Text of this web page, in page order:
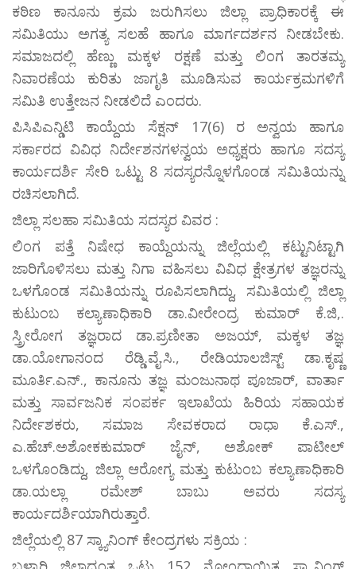
ಕಠಿಣ ಕಾನೂನು ಕ್ರಮ ಜರುಗಿಸಲು ಜಿಲ್ಲಾ ಪ್ರಾಧಿಕಾರಕ್ಕೆ ಈ
ಸಮಿತಿಯು ಅಗತ್ಯ ಸಲಹೆ ಹಾಗೂ ಮಾರ್ಗದರ್ಶನ ನೀಡಬೇಕು.
ಸಮಾಜದಲ್ಲಿ ಹೆಣ್ಣು ಮಕ್ಕಳ ರಕ್ಷಣೆ ಮತ್ತು ಲಿಂಗ ತಾರತಮ್ಯ
ನಿವಾರಣೆಯ ಕುರಿತು ಜಾಗೃತಿ ಮೂಡಿಸುವ ಕಾರ್ಯಕ್ರಮಗಳಿಗೆ
ಸಮಿತಿ ಉತ್ತೇಜನ ನೀಡಲಿದೆ ಎಂದರು.
ಪಿಸಿಪಿಎನ್ಡಿಟಿ ಕಾಯ್ದೆಯ ಸೆಕ್ಷನ್ 17(6) ರ ಅನ್ವಯ ಹಾಗೂ
ಸರ್ಕಾರದ ವಿವಿಧ ನಿರ್ದೇಶನಗಳನ್ವಯ ಅಧ್ಯಕ್ಷರು ಹಾಗೂ ಸದಸ್ಯ
ಕಾರ್ಯದರ್ಶಿ ಸೇರಿ ಒಟ್ಟು 8 ಸದಸ್ಯರನ್ನೊಳಗೊಂಡ ಸಮಿತಿಯನ್ನು
ರಚಿಸಲಾಗಿದೆ.
ಜಿಲ್ಲಾ ಸಲಹಾ ಸಮಿತಿಯ ಸದಸ್ಯರ ವಿವರ :
ಲಿಂಗ ಪತ್ತೆ ನಿಷೇಧ ಕಾಯ್ದೆಯನ್ನು ಜಿಲ್ಲೆಯಲ್ಲಿ ಕಟ್ಟುನಿಟ್ಟಾಗಿ
ಜಾರಿಗೊಳಿಸಲು ಮತ್ತು ನಿಗಾ ವಹಿಸಲು ವಿವಿಧ ಕ್ಷೇತ್ರಗಳ ತಜ್ಞರನ್ನು
ಒಳಗೊಂಡ ಸಮಿತಿಯನ್ನು ರೂಪಿಸಲಾಗಿದ್ದು, ಸಮಿತಿಯಲ್ಲಿ ಜಿಲ್ಲಾ
ಕುಟುಂಬ ಕಲ್ಯಾಣಾಧಿಕಾರಿ ಡಾ.ವೀರೇಂದ್ರ ಕುಮಾರ್ ಕೆ.ಜಿ,.
ಸ್ತ್ರೀರೋಗ ತಜ್ಞರಾದ ಡಾ.ಪ್ರಣೀತಾ ಅಜಯ್, ಮಕ್ಕಳ ತಜ್ಞ
ಡಾ.ಯೋಗಾನಂದ ರೆಡ್ಡಿ.ವೈ.ಸಿ., ರೇಡಿಯಾಲಜಿಸ್ಟ್ ಡಾ.ಕೃಷ್ಣ
ಮೂರ್ತಿ.ಎನ್., ಕಾನೂನು ತಜ್ಞ ಮಂಜುನಾಥ ಪೂಜಾರ್, ವಾರ್ತಾ
ಮತ್ತು ಸಾರ್ವಜನಿಕ ಸಂಪರ್ಕ ಇಲಾಖೆಯ ಹಿರಿಯ ಸಹಾಯಕ
ನಿರ್ದೇಶಕರು, ಸಮಾಜ ಸೇವಕರಾದ ರಾಧಾ ಕೆ.ಎಸ್.,
ಎ.ಹೆಚ್.ಅಶೋಕಕುಮಾರ್ ಜೈನ್, ಅಶೋಕ್ ಪಾಟೀಲ್
ಒಳಗೊಂಡಿದ್ದು, ಜಿಲ್ಲಾ ಆರೋಗ್ಯ ಮತ್ತು ಕುಟುಂಬ ಕಲ್ಯಾಣಾಧಿಕಾರಿ
ಡಾ.ಯಲ್ಲಾ ರಮೇಶ್ ಬಾಬು ಅವರು ಸದಸ್ಯ
ಕಾರ್ಯದರ್ಶಿಯಾಗಿರುತ್ತಾರೆ.
ಜಿಲ್ಲೆಯಲ್ಲಿ 87 ಸ್ಕ್ಯಾನಿಂಗ್ ಕೇಂದ್ರಗಳು ಸಕ್ರಿಯ :